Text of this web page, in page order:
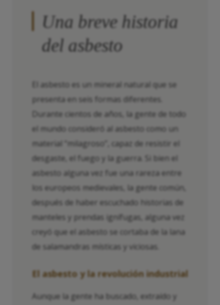
Una breve historia
del asbesto
El asbesto es un mineral natural que se
presenta en seis formas diferentes.
Durante cientos de años, la gente de todo
el mundo consideró al asbesto como un
material “milagroso”, capaz de resistir el
desgaste, el fuego y la guerra. Si bien el
asbesto alguna vez fue una rareza entre
los europeos medievales, la gente común,
después de haber escuchado historias de
manteles y prendas ignífugas, alguna vez
creyó que el asbesto se cortaba de la lana
de salamandras místicas y viciosas.
El asbesto y la revolución industrial
Aunque la gente ha buscado, extraído y